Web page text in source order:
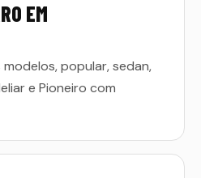
EM
popular, sedan,
e Pioneiro com